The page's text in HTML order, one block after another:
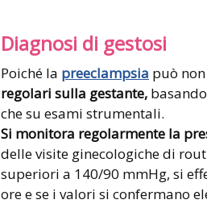
Diagnosi di gestosi
Poiché la preeclampsia può
regolari sulla gestante,
che su esami strumentali.
Si monitora regolarmente la
delle visite ginecologiche di
superiori a 140/90 mmHg, si
ore e se i valori si confermano